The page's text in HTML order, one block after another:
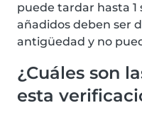
puede tardar hasta
añadidos deben ser
antigüedad y no
¿Cuáles son
esta